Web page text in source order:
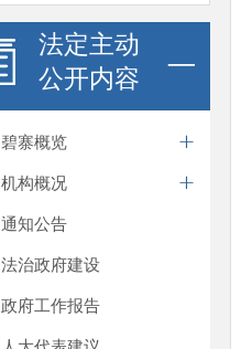
法定主动
公开内容
碧寨概览
机构概况
通知公告
法治政府建设
政府工作报告